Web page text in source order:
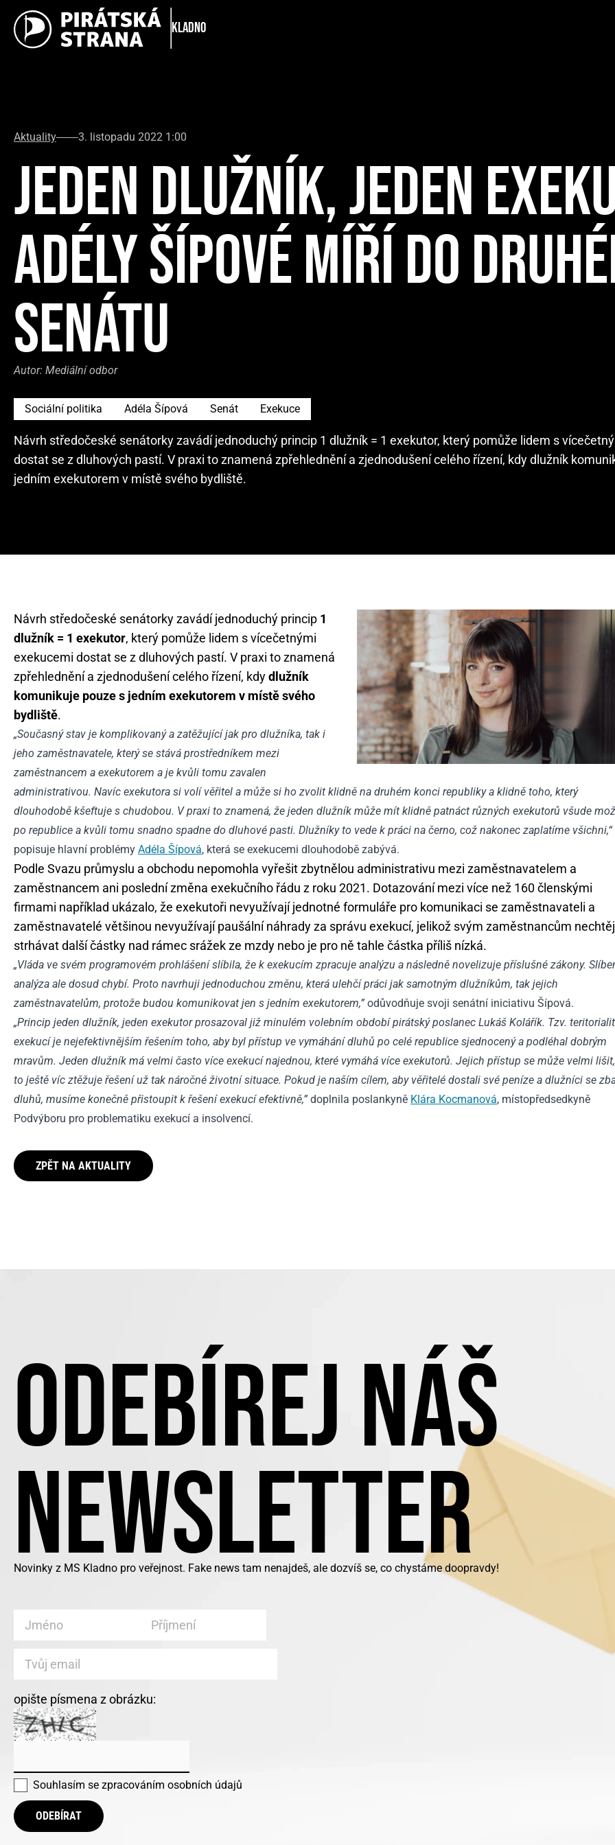
Kladno
Aktuality 3. listopadu 2022 1:00
JEDEN DLUŽNÍK, JEDEN
ADÉLY ŠÍPOVÉ MÍŘÍ DO
SENÁTU
Autor: Mediální odbor
Sociální politika Adéla Šípová Senát Exekuce
Návrh středočeské senátorky zavádí jednoduchý princip 1 dlužník = 1 exekutor, který pomůže lidem s
dostat se z dluhových pastí. V praxi to znamená zpřehlednění a zjednodušení celého řízení, kdy dlužník
jedním exekutorem v místě svého bydliště.
Návrh středočeské senátorky zavádí jednoduchý princip 1
dlužník = 1 exekutor, který pomůže lidem s vícečetnými
exekucemi dostat se z dluhových pastí. V praxi to znamená
zpřehlednění a zjednodušení celého řízení, kdydlužník
komunikuje pouze s jedním exekutorem v místě svého
bydliště.
„Současný stav je komplikovaný a zatěžující jak pro dlužníka, tak i
jeho zaměstnavatele, který se stává prostředníkem mezi
zaměstnancem a exekutorem a je kvůli tomu zavalen
administrativou. Navíc exekutora si volí věřitel a může si ho zvolit klidně na druhém konci republiky a klidně toho, který
dlouhodobě kšeftuje s chudobou. V praxi to znamená, že jeden dlužník může mít klidně patnáct různých exekutorů všude
po republice a kvůli tomu snadno spadne do dluhové pasti. Dlužníky to vede k práci na černo, což nakonec zaplatíme všichni,“
popisuje hlavní problémy Adéla Šípová, která se exekucemi dlouhodobě zabývá.
Podle Svazu průmyslu a obchodu nepomohla vyřešit zbytnělou administrativu mezi zaměstnavatelem a
zaměstnancem ani poslední změna exekučního řádu z roku 2021. Dotazování mezi více než 160 členskými
firmami například ukázalo, že exekutoři nevyužívají jednotné formuláře pro komunikaci se zaměstnavateli a
zaměstnavatelé většinou nevyužívají paušální náhrady za správu exekucí, jelikož svým zaměstnancům
strhávat další částky nad rámec srážek ze mzdy nebo je pro ně tahle částka příliš nízká.
„Vláda ve svém programovém prohlášení slíbila, že k exekucím zpracuje analýzu a následně novelizuje příslušné zákony.
analýza ale dosud chybí. Proto navrhuji jednoduchou změnu, která ulehčí práci jak samotným dlužníkům, tak jejich
zaměstnavatelům, protože budou komunikovat jen s jedním exekutorem,” odůvodňuje svoji senátní iniciativu Šípová.
„Princip jeden dlužník, jeden exekutor prosazoval již minulém volebním období pirátský poslanec Lukáš Kolářík. Tzv.
exekucí je nejefektivnějším řešením toho, aby byl přístup ve vymáhání dluhů po celé republice sjednocený a podléhal dobrým
mravům. Jeden dlužník má velmi často více exekucí najednou, které vymáhá více exekutorů. Jejich přístup se může velmi
to ještě víc ztěžuje řešení už tak náročné životní situace. Pokud je naším cílem, aby věřitelé dostali své peníze a dlužníci se
dluhů, musíme konečně přistoupit k řešení exekucí efektivně,” doplnila poslankyně Klára Kocmanová, místopředsedkyně
Podvýboru pro problematiku exekucí a insolvencí.
ZPĚT NA AKTUALITY
ODEBÍREJ NÁŠ
NEWSLETTER
Novinky z MS Kladno pro veřejnost. Fake news tam nenajdeš, ale dozvíš se, co chystáme doopravdy!
opište písmena z obrázku:
Souhlasím se zpracováním osobních údajů
ODEBÍRAT